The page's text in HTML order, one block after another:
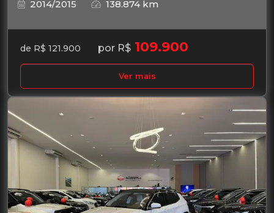
2014/2015
138.874 km
de R$ 121.900 por R$ 109.900
Ver mais